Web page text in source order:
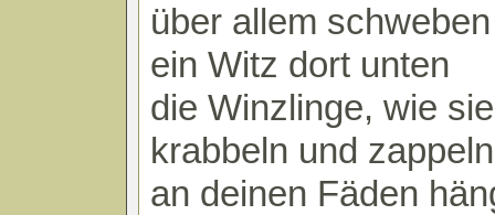
über allem
ein Witz dort unten
die Winzlinge, wie sie
krabbeln und zappeln
an deinen Fäden